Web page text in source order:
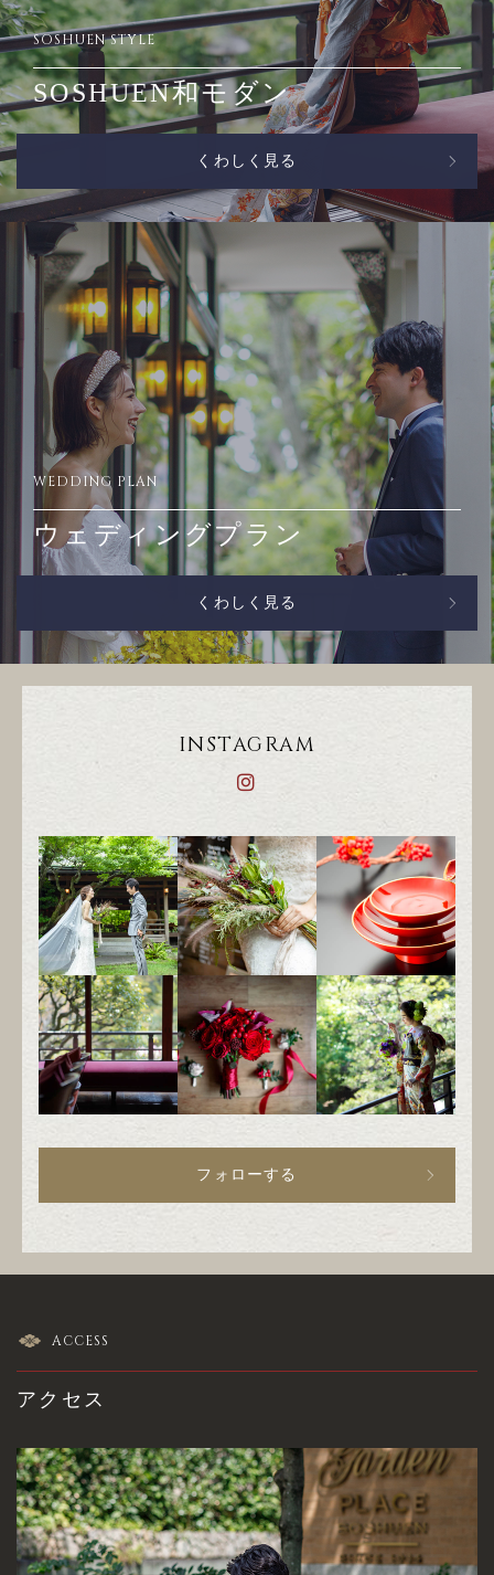
SOSHUEN STYLE
SOSHUEN和モダン
くわしく見る
WEDDING PLAN
ウェディングプラン
くわしく見る
INSTAGRAM
フォローする
ACCESS
アクセス